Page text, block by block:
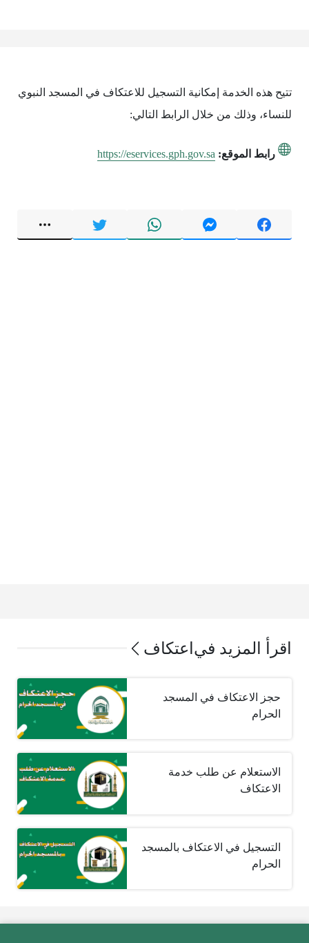
تتيح هذه الخدمة إمكانية التسجيل للاعتكاف في المسجد النبوي
للنساء، وذلك من خلال الرابط التالي:
رابط الموقع: https://eservices.gph.gov.sa
اقرأ المزيد في اعتكاف
حجز الاعتكاف في المسجد
الحرام
الاستعلام عن طلب خدمة
الاعتكاف
التسجيل في الاعتكاف بالمسجد
الحرام